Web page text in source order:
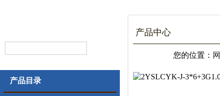
产品目录
产品中心
您的位置：